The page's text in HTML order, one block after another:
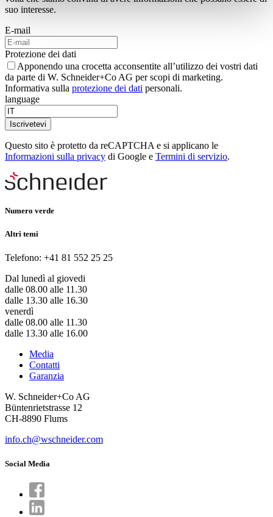
suo interesse.
E-mail
Protezione dei dati
Apponendo una crocetta acconsentite all’utilizzo dei vostri dati
da parte di W. Schneider+Co AG per scopi di marketing.
Informativa sulla protezione dei dati personali.
language
Iscrivetevi
Questo sito è protetto da reCAPTCHA e si applicano le
Informazioni sulla privacy di Google e Termini di servizio.
Numero verde
Altri temi
Telefono: +41 81 552 25 25
Dal lunedì al giovedi
dalle 08.00 alle 11.30
dalle 13.30 alle 16.30
venerdì
dalle 08.00 alle 11.30
dalle 13.30 alle 16.00
Media
Contatti
Garanzia
W. Schneider+Co AG
Büntenrietstrasse 12
CH-8890 Flums
info.ch@wschneider.com
Social Media